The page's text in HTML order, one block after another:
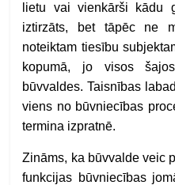
lietu vai vienkārši kādu
iztirzāts, bet tāpēc ne
noteiktam tiesību
kopumā, jo visos
būvvaldes. Taisnības
viens no būvniecības
termina izpratnē.
Zināms, ka būvvalde veic
funkcijas būvniecības